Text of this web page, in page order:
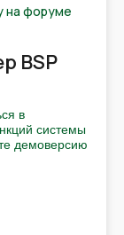
на форуме
ВSP
в
системы
демоверсию